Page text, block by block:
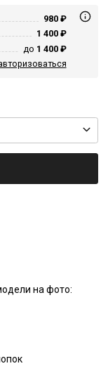
980 ₽
1 400 ₽
до 1 400 ₽
на фото: